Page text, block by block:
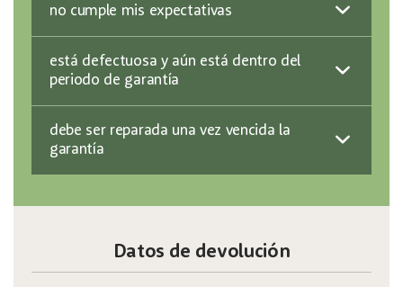
no cumple mis expectativas
está defectuosa y aún está dentro del
periodo de garantía
debe ser reparada una vez vencida la
garantía
Datos de devolución